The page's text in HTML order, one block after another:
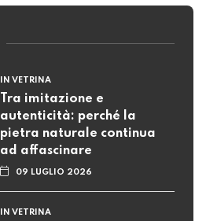
IN VETRINA
Tra imitazione e
autenticità: perché la
pietra naturale continua
ad affascinare
09 LUGLIO 2026
IN VETRINA